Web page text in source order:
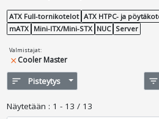
ATX Full-tornikotelot
mATX Mini-ITX/Mini-STX NUC Server
Valmistajat:
close Cooler Master
sort Pisteytys filter_list
Näytetään : 1 - 13 / 13